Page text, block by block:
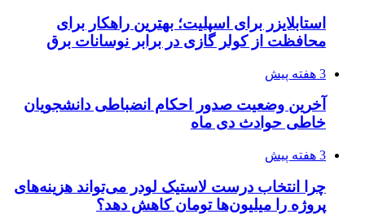
استابلایزر برای اسپلیت؛ بهترین راهکار برای
محافظت از کولر گازی در برابر نوسانات برق
3 هفته پیش
آخرین وضعیت صدور احکام انضباطی دانشجویان
خاطی حوادث دی ماه
3 هفته پیش
چرا انتخاب درست لاستیک لودر می‌تواند هزینه‌های
پروژه را میلیون‌ها تومان کاهش دهد؟